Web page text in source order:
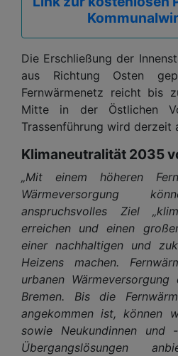
Die Erschließung der
aus Richtung Osten
Fernwärmenetz reicht bis
Mitte in der Östlichen
Trassenführung wird derzeit
Klimaneutralität 2035
„Mit einem höheren
Wärmeversorgung
anspruchsvolles Ziel
erreichen und einen
einer nachhaltigen und
Heizens machen.
urbanen
Bremen. Bis die
angekommen ist, können
sowie Neukundinnen und
Übergangslösungen